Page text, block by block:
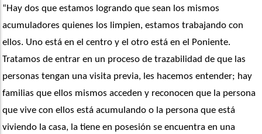
“Hay dos que estamos logrando que sean los mismos
acumuladores quienes los limpien, estamos trabajando con
ellos. Uno está en el centro y el otro está en el Poniente.
Tratamos de entrar en un proceso de trazabilidad de que las
personas tengan una visita previa, les hacemos entender; hay
familias que ellos mismos acceden y reconocen que la persona
que vive con ellos está acumulando o la persona que está
viviendo la casa, la tiene en posesión se encuentra en una